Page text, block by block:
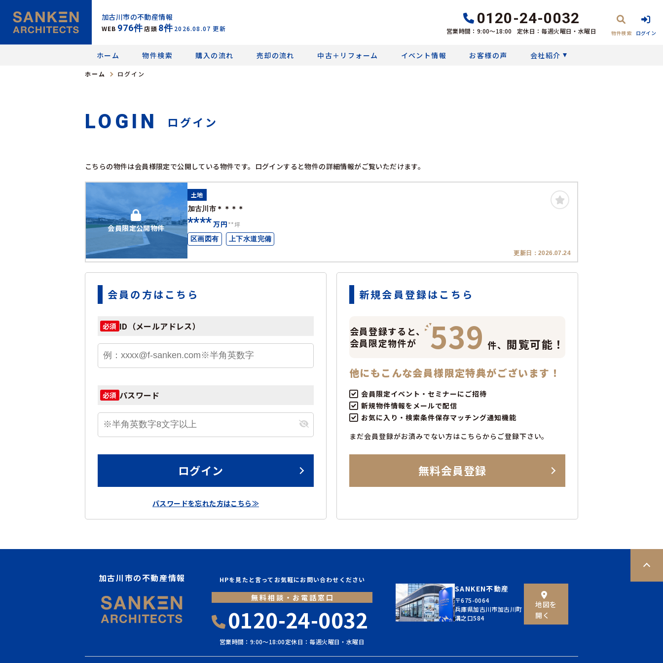
加古川市の不動産情報
WEB 976件店頭 8件2026.08.07 更新
0120-24-0032
営業時間：9:00〜18:00 定休日：毎週火曜日・水曜日 物件検索 ログイン
ホーム 物件検索 購入の流れ 売却の流れ 中古＋リフォーム イベント情報 お客様の声 会社紹介
ホーム ログイン
LOGIN ログイン
こちらの物件は会員様限定で公開している物件です。ログインすると物件の詳細情報がご覧いただけます。
会員限定公開物件
土地
加古川市＊＊＊＊
****万円**坪
区画図有 上下水道完備
更新日： 2026.07.24
会員の方はこちら
必須 ID（メールアドレス）
必須 パスワード
ログイン
パスワードを忘れた方はこちら≫
新規会員登録はこちら
会員登録すると、
会員限定物件が
539 件、 閲覧可能！
他にもこんな会員様限定特典がございます！
会員限定イベント・セミナーにご招待
新規物件情報をメールで配信
お気に入り・検索条件保存マッチング通知機能
まだ会員登録がお済みでない方はこちらからご登録下さい。
無料会員登録
加古川市の不動産情報 HPを見たと言ってお気軽にお問い合わせください
無料相談・お電話窓口
0120-24-0032
営業時間：9:00〜18:00定休日：毎週火曜日・水曜日
SANKEN不動産
〒675-0064
兵庫県加古川市加古川町
溝之口584
地図を
開く